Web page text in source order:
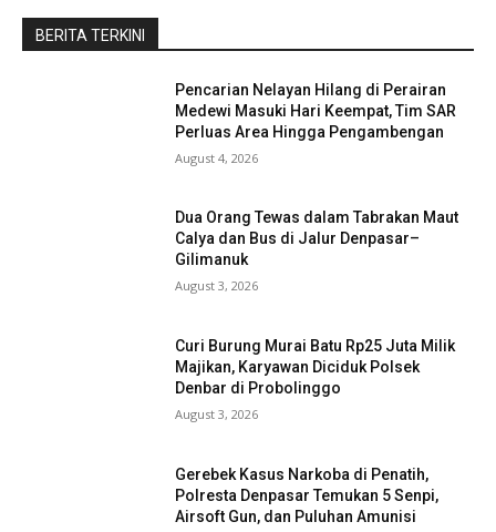
BERITA TERKINI
Pencarian Nelayan Hilang di Perairan
Medewi Masuki Hari Keempat, Tim SAR
Perluas Area Hingga Pengambengan
August 4, 2026
Dua Orang Tewas dalam Tabrakan Maut
Calya dan Bus di Jalur Denpasar–
Gilimanuk
August 3, 2026
Curi Burung Murai Batu Rp25 Juta Milik
Majikan, Karyawan Diciduk Polsek
Denbar di Probolinggo
August 3, 2026
Gerebek Kasus Narkoba di Penatih,
Polresta Denpasar Temukan 5 Senpi,
Airsoft Gun, dan Puluhan Amunisi